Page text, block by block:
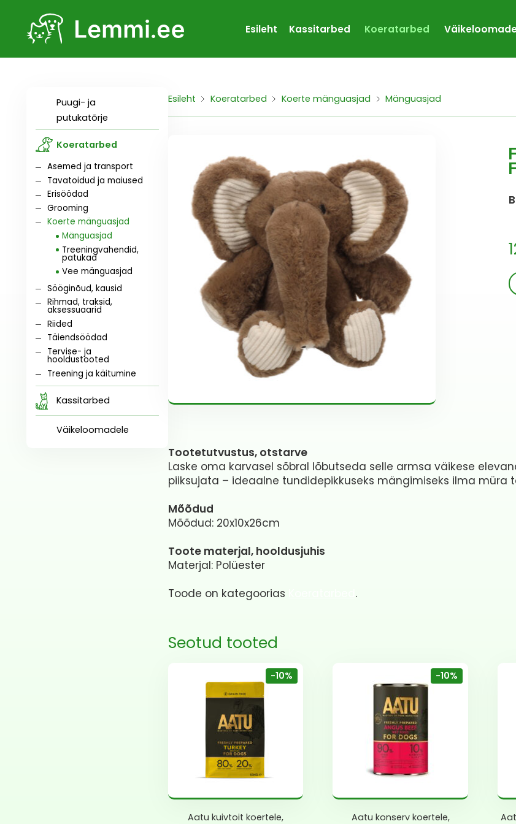
Esileht Kassitarbed Koeratarbed
Puugi- ja
putukatõrje
Koeratarbed
Asemed ja transport
Tavatoidud ja maiused
Erisöödad
Grooming
Koerte mänguasjad
Mänguasjad
Treeningvahendid,
patukad
Vee mänguasjad
Sööginõud, kausid
Rihmad, traksid,
aksessuaarid
Riided
Täiendsöödad
Tervise- ja
hooldustooted
Treening ja käitumine
Kassitarbed
Väikeloomadele
Esileht Koeratarbed Koerte mänguasjad Mänguasjad
Tootetutvustus, otstarve
Laske oma karvasel sõbral lõbutseda selle armsa väikese
piiksujata – ideaalne tundidepikkuseks mängimiseks ilma müra
Mõõdud
Mõõdud: 20x10x26cm
Toote materjal, hooldusjuhis
Materjal: Polüester
Toode on kategoorias
.
Seotud tooted
-10%
Aatu kuivtoit koertele,
-10%
Aatu konserv koertele,